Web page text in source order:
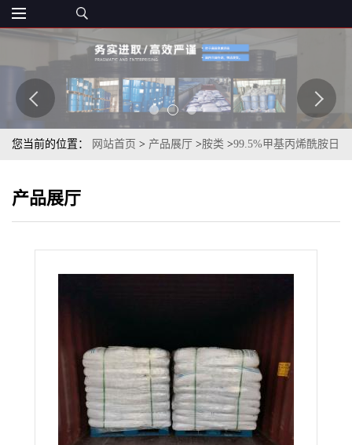
您当前的位置： 网站首页 > 产品展厅 >胺类 >99.5%甲基丙烯酰胺日
产品展厅